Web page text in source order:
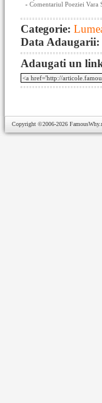
- Comentariul Poeziei Vara
Categorie:
Data Adaugarii:
Adaugati un
Copyright ©2006-2026